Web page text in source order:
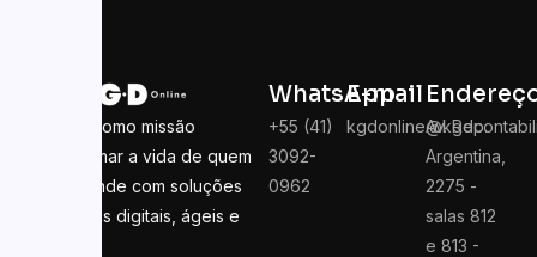
Temos como missão
transformar a vida de quem
empreende com soluções
contábeis digitais, ágeis e
WhatsApp
+55 (41)
3092-
0962
E-mail
Av. Rep.
Argentina,
2275 -
salas 812
e 813 -